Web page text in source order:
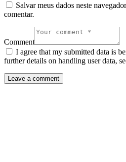
Salvar meus dados neste
comentar.
Comment
I agree that my submitted data is
further details on handling user data,